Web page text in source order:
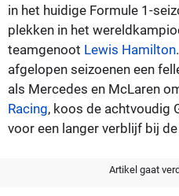
in het huidige Formule 1-
plekken in het
teamgenoot Lewis Hamilton
afgelopen seizoenen een
als Mercedes en McLaren
Racing, koos de achtvoudig
voor een langer verblijf bij
Artikel gaat